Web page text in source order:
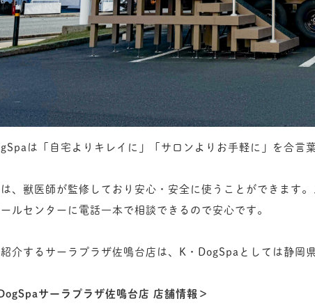
は「自宅よりキレイに」「サロンよりお手軽に」を合言
、獣医師が監修しており安心・安全に使うことができます
ルセンターに電話一本で相談できるので安心です。
介するサーラプラザ佐鳴台店は、K・DogSpaとしては静岡
サーラプラザ佐鳴台店 店舗情報＞